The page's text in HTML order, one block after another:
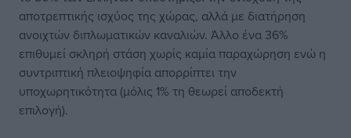
αποτρεπτικής ισχύος της χώρας, αλλά με διατήρηση
ανοιχτών διπλωματικών καναλιών. Άλλο ένα 36%
επιθυμεί σκληρή στάση χωρίς καμία παραχώρηση ενώ η
συντριπτική πλειοψηφία απορρίπτει την
υποχωρητικότητα (μόλις 1% τη θεωρεί αποδεκτή
επιλογή).